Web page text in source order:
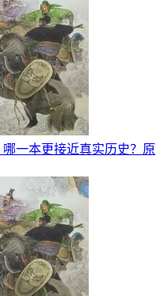
哪一本更接近真实历史？原